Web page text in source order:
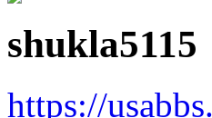
shukla5115
https://